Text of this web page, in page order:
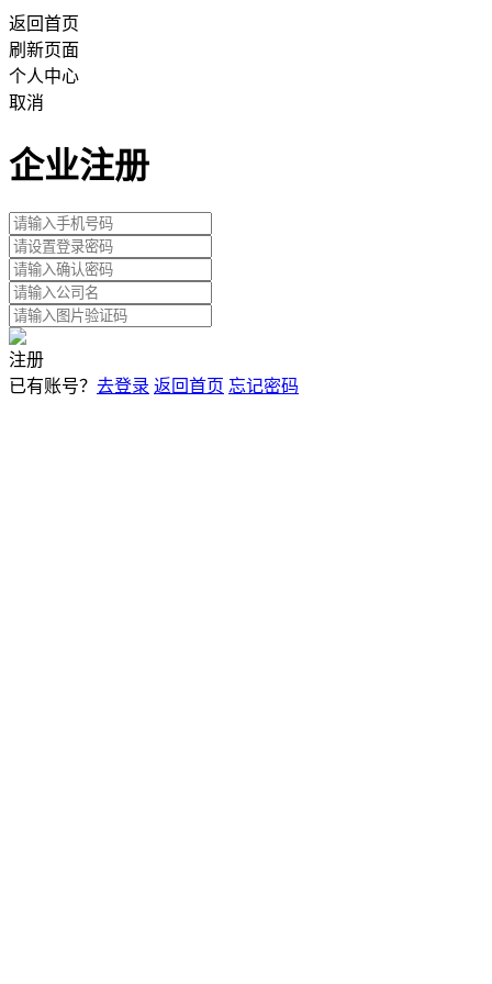
返回首页
刷新页面
个人中心
取消
企业注册
注册
已有账号？ 去登录 返回首页 忘记密码